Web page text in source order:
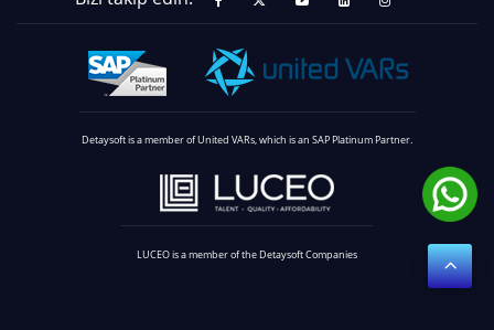
Detaysoft is a member of United VARs, which is an SAP Platinum Partner.
LUCEO is a member of the Detaysoft Companies